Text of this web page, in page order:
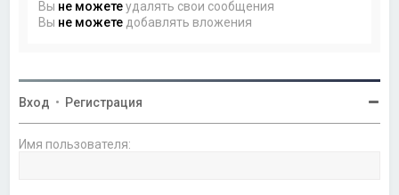
Вы не можетеудалять свои сообщения
Вы не можете добавлять вложения
Вход • Регистрация
Имя пользователя: